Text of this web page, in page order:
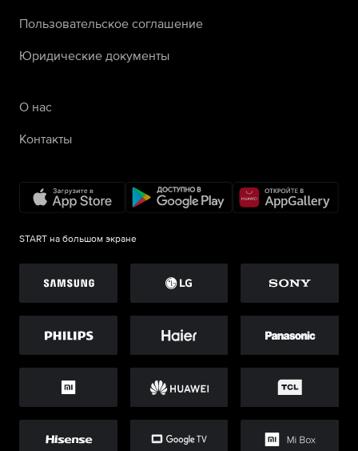
Пользовательское соглашение
Юридические документы
О нас
Контакты
START на большом экране